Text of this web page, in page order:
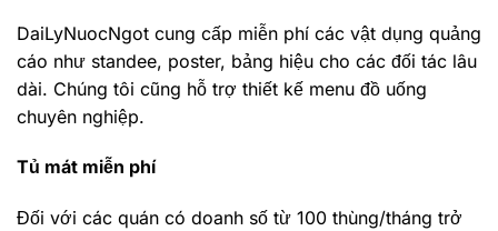
DaiLyNuocNgot cung cấp miễn phí các vật dụng quảng
cáo như standee, poster, bảng hiệu cho các đối tác lâu
dài. Chúng tôi cũng hỗ trợ thiết kế menu đồ uống
chuyên nghiệp.
Tủ mát miễn phí
Đối với các quán có doanh số từ 100 thùng/tháng trở